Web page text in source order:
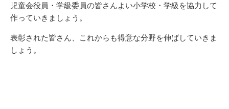
児童会役員・学級委員の皆さんよい小学校・学級を協力して
作っていきましょう。
表彰された皆さん、これからも得意な分野を伸ばしていきま
しょう。